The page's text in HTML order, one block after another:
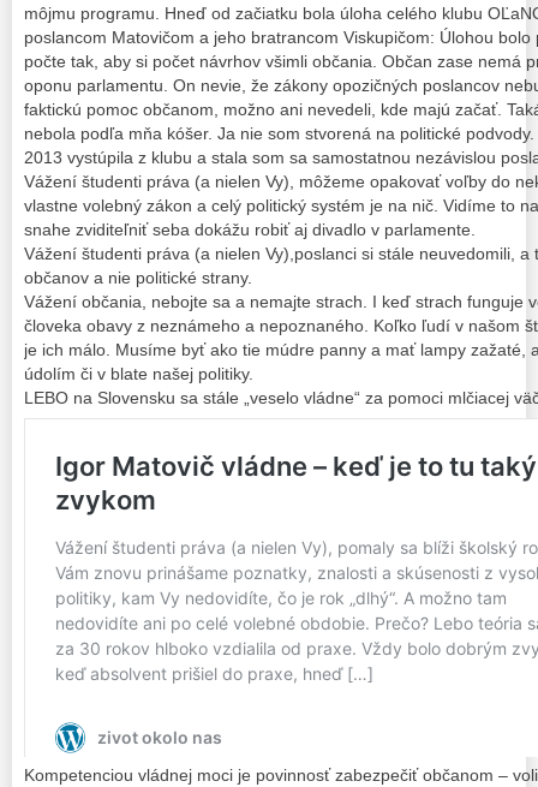
môjmu programu. Hneď od začiatku bola úloha celého klubu
poslancom Matovičom a jeho bratrancom Viskupičom: Úlohou
počte tak, aby si počet návrhov všimli občania. Občan zase nemá
oponu parlamentu. On nevie, že zákony opozičných poslancov
faktickú pomoc občanom, možno ani nevedeli, kde majú začať.
nebola podľa mňa kóšer. Ja nie som stvorená na politické
2013 vystúpila z klubu a stala som sa samostatnou nezávislou
Vážení študenti práva (a nielen Vy), môžeme opakovať voľby do
vlastne volebný zákon a celý politický systém je na nič. Vidíme to
snahe zviditeľniť seba dokážu robiť aj divadlo v parlamente.
Vážení študenti práva (a nielen Vy),poslanci si stále neuvedomili,
občanov a nie politické strany.
Vážení občania, nebojte sa a nemajte strach. I keď strach funguje
človeka obavy z neznámeho a nepoznaného. Koľko ľudí v našom
je ich málo. Musíme byť ako tie múdre panny a mať lampy zažaté,
údolím či v blate našej politiky.
LEBO na Slovensku sa stále „veselo vládne“ za pomoci mlčiacej
Kompetenciou vládnej moci je povinnosť zabezpečiť občanom –